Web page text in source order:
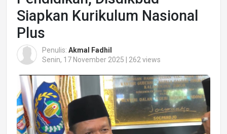
Siapkan Kurikulum Nasional
Plus
Penulis: Akmal Fadhil
Senin, 17 November 2025 | 262 views